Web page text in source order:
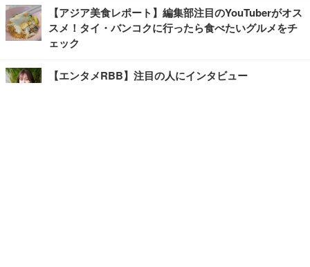
【アジア美食レポート】編集部注目のYouTuberがオス
スメ！タイ・バンコクに行ったら食べたいグルメをチ
ェック
【エンタメRBB】注目の人にインタビュー